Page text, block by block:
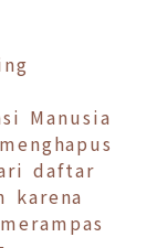
Manusia
daftar
karena